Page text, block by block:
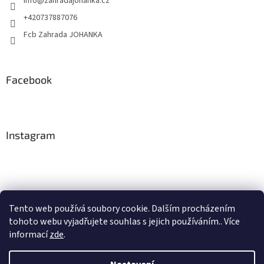
Tento web používá soubory cookie. Dalším procházením
tohoto webu vyjadřujete souhlas s jejich používáním.. Více
informacízde.
+420737887076
Fcb Zahrada JOHANKA
Facebook
Instagram
Sledovat na Instagramu